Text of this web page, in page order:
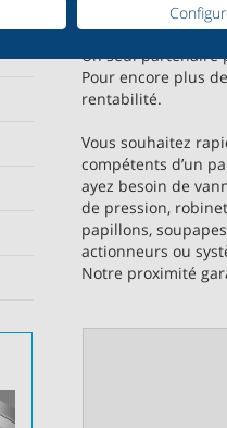
en fonction de vos besoins
individuels
Un seul partenaire
Pour encore plus
rentabilité.
Vous souhaitez
compétents d’un
ayez besoin de
de pression,
papillons,
actionneurs ou
Notre proximité